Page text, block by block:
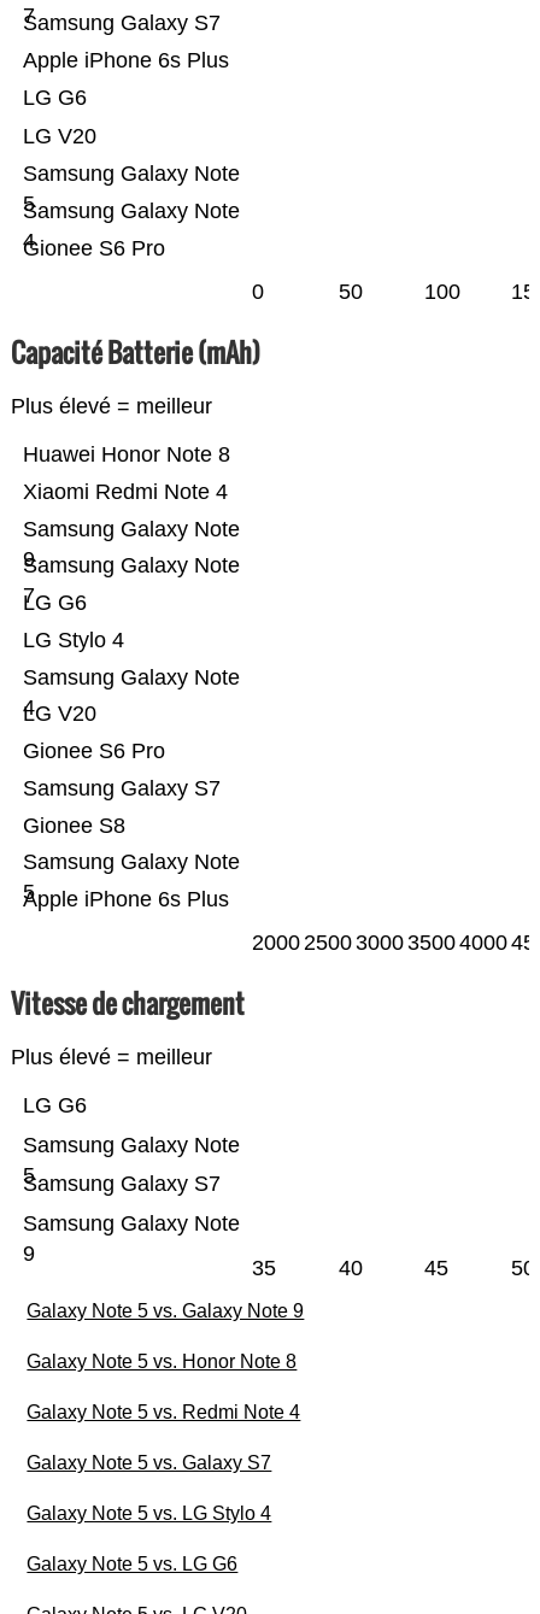
Gionee S6 Pro
Samsung Galaxy Note
4
Samsung Galaxy Note
5
LG V20
LG G6
Apple iPhone 6s Plus
Samsung Galaxy S7
7
0 50 100
Capacité Batterie (mAh)
Plus élevé = meilleur
Apple iPhone 6s Plus
Samsung Galaxy Note
5
Gionee S8
Samsung Galaxy S7
Gionee S6 Pro
LG V20
Samsung Galaxy Note
4
LG Stylo 4
LG G6
Samsung Galaxy Note
7
Samsung Galaxy Note
9
Xiaomi Redmi Note 4
Huawei Honor Note 8
20002500300035004000
Vitesse de chargement
Plus élevé = meilleur
Samsung Galaxy Note
9
Samsung Galaxy S7
Samsung Galaxy Note
5
LG G6
35 40 45 50
Galaxy Note 5 vs. Galaxy Note 9
Galaxy Note 5 vs. Honor Note 8
Galaxy Note 5 vs. Redmi Note 4
Galaxy Note 5 vs. Galaxy S7
Galaxy Note 5 vs. LG Stylo 4
Galaxy Note 5 vs. LG G6